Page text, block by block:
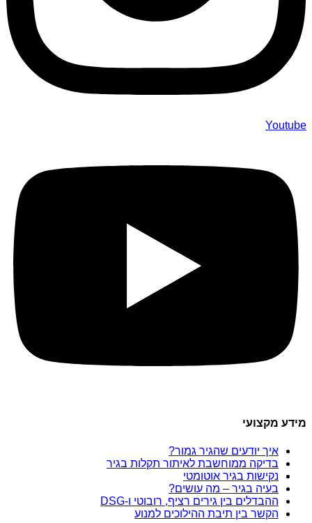
Youtube
מידע מקצועי
איך יודעים שהגיר גמור?
בדיקה ממוחשבת לאיתור תקלות בגיר
נקישות בגיר אוטומטי
בעיה בגיר – מה עושים?
ההבדלים בין גירים רציף, רובוטי ו-DSG
הקשר בין תיבת ההילוכים למנוע